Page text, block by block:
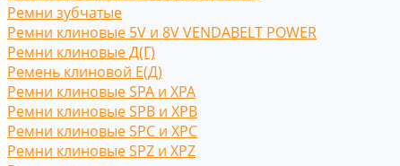
Ремни зубчатые
Ремни клиновые 5V и 8V VENDABELT POWER
Ремни клиновые Д(Г)
Ремень клиновой Е(Д)
Ремни клиновые SPA и XPA
Ремни клиновые SPB и XPB
Ремни клиновые SPC и XPC
Ремни клиновые SPZ и XPZ